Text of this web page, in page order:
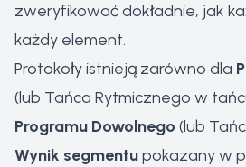
zweryfikować dokładnie, jak
każdy element.
Protokoły istnieją zarówno dla
(lub Tańca Rytmicznego w
Programu Dowolnego (lub
Wynik segmentupokazany w